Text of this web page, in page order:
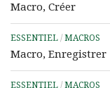
Macro, Créer
ESSENTIEL / MACROS
Macro, Enregistrer
ESSENTIEL / MACROS